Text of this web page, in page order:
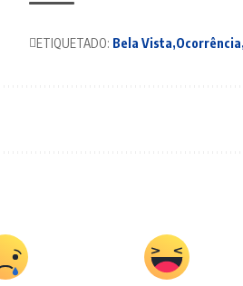
ETIQUETADO: Bela Vista Ocorrência